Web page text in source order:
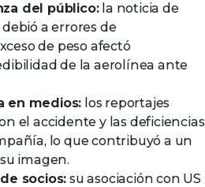
del público:la noticia de
a errores de
de peso afectó
de la aerolínea ante
en medios: los reportajes
el accidente y las deficiencias
lo que contribuyó a un
imagen.
socios: su asociación con US